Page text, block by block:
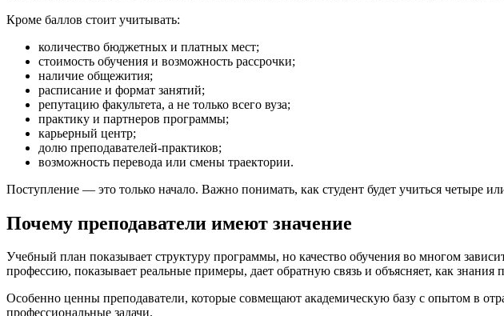
Кроме баллов стоит учитывать:
количество бюджетных и платных мест;
стоимость обучения и возможность рассрочки;
наличие общежития;
расписание и формат занятий;
репутацию факультета, а не только всего вуза;
практику и партнеров программы;
карьерный центр;
долю преподавателей-практиков;
возможность перевода или смены траектории.
Поступление — это только начало. Важно понимать, как студент будет учиться четыре
Почему преподаватели имеют значение
Учебный план показывает структуру программы, но качество обучения во многом
профессию, показывает реальные примеры, дает обратную связь и объясняет, как знания
Особенно ценны преподаватели, которые совмещают академическую базу с опытом в
профессиональные задачи.